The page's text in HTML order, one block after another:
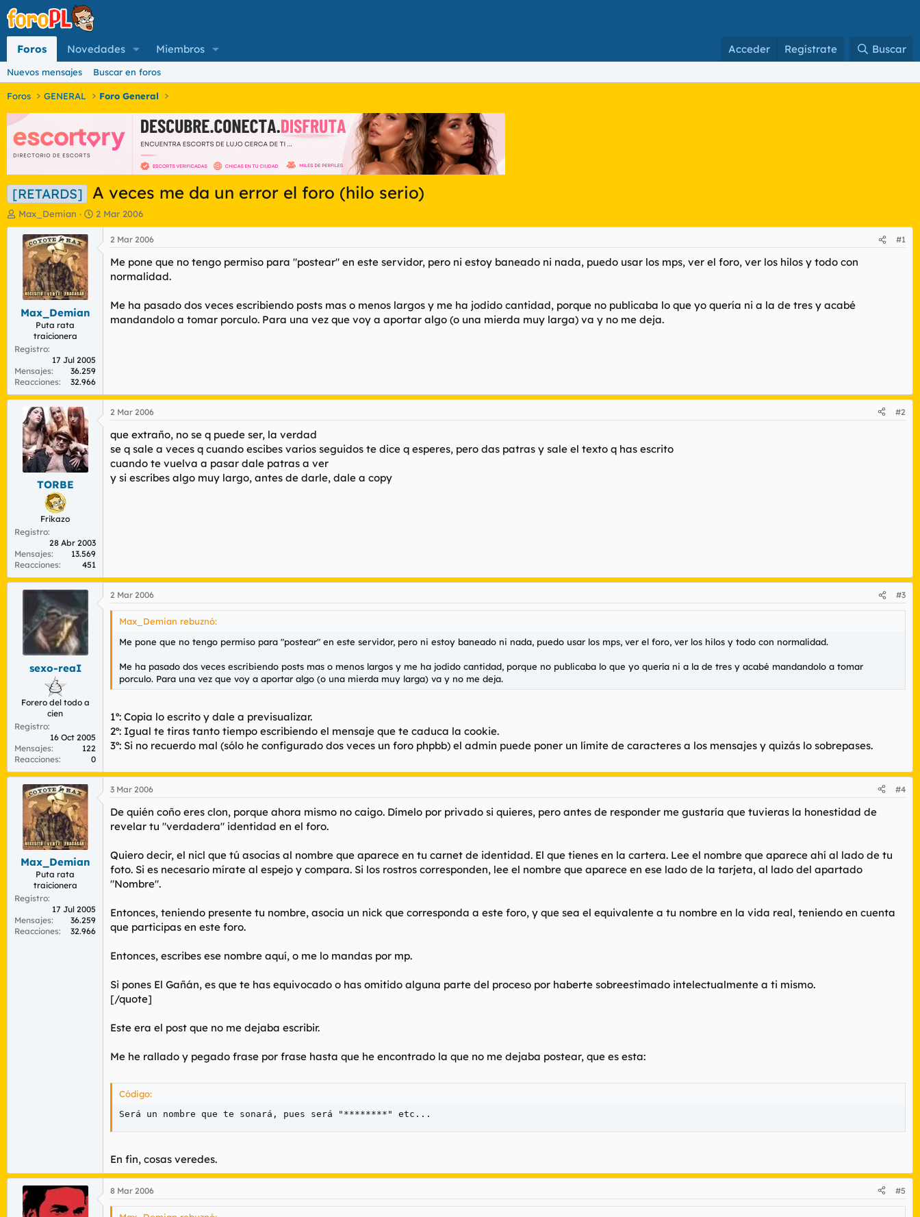
Foros Novedades Miembros Acceder Regístrate Buscar
Nuevos mensajes Buscar en foros
Foros GENERAL Foro General
[RETARDS] A veces me da un error el foro (hilo serio)
I
n
a
d
o
l
e
m
a
Max_Demian
F
e
h
2 Mar 2006
Max_Demian
Puta rata
traicionera
Registro
17 Jul 2005
Mensajes
36.259
Reacciones
32.966
2 Mar 2006 #1
Me pone que no tengo permiso para "postear" en este servidor, pero ni estoy baneado ni nada, puedo usar los mps, ver el foro, ver los hilos y todo con
normalidad.
Me ha pasado dos veces escribiendo posts mas o menos largos y me ha jodido cantidad, porque no publicaba lo que yo quería ni a la de tres y acabé
mandandolo a tomar porculo. Para una vez que voy a aportar algo (o una mierda muy larga) va y no me deja.
TORBE
Frikazo
Registro
28 Abr 2003
Mensajes
13.569
Reacciones
451
2 Mar 2006 #2
que extraño, no se q puede ser, la verdad
se q sale a veces q cuando escibes varios seguidos te dice q esperes, pero das patras y sale el texto q has escrito
cuando te vuelva a pasar dale patras a ver
y si escribes algo muy largo, antes de darle, dale a copy
sexo-reaI
Forero del todo a
cien
Registro
16 Oct 2005
Mensajes
122
Reacciones
0
2 Mar 2006 #3
Max_Demian rebuznó:
Me pone que no tengo permiso para "postear" en este servidor, pero ni estoy baneado ni nada, puedo usar los mps, ver el foro, ver los hilos y todo con normalidad.
Me ha pasado dos veces escribiendo posts mas o menos largos y me ha jodido cantidad, porque no publicaba lo que yo quería ni a la de tres y acabé mandandolo a tomar
porculo. Para una vez que voy a aportar algo (o una mierda muy larga) va y no me deja.
1º: Copia lo escrito y dale a previsualizar.
2º: Igual te tiras tanto tiempo escribiendo el mensaje que te caduca la cookie.
3º: Si no recuerdo mal (sólo he configurado dos veces un foro phpbb) el admin puede poner un límite de caracteres a los mensajes y quizás lo sobrepases.
Max_Demian
Puta rata
traicionera
Registro
17 Jul 2005
Mensajes
36.259
Reacciones
32.966
3 Mar 2006 #4
De quién coño eres clon, porque ahora mismo no caigo. Dímelo por privado si quieres, pero antes de responder me gustaría que tuvieras la honestidad de
revelar tu "verdadera" identidad en el foro.
Quiero decir, el nicl que tú asocias al nombre que aparece en tu carnet de identidad. El que tienes en la cartera. Lee el nombre que aparece ahí al lado de tu
foto. Si es necesario mírate al espejo y compara. Si los rostros corresponden, lee el nombre que aparece en ese lado de la tarjeta, al lado del apartado
"Nombre".
Entonces, teniendo presente tu nombre, asocia un nick que corresponda a este foro, y que sea el equivalente a tu nombre en la vida real, teniendo en cuenta
que participas en este foro.
Entonces, escribes ese nombre aquí, o me lo mandas por mp.
Si pones El Gañán, es que te has equivocado o has omitido alguna parte del proceso por haberte sobreestimado intelectualmente a ti mismo.
[/quote]
Este era el post que no me dejaba escribir.
Me he rallado y pegado frase por frase hasta que he encontrado la que no me dejaba postear, que es esta:
Código:
Será un nombre que te sonará, pues será "********" etc...
En fin, cosas veredes.
8 Mar 2006 #5